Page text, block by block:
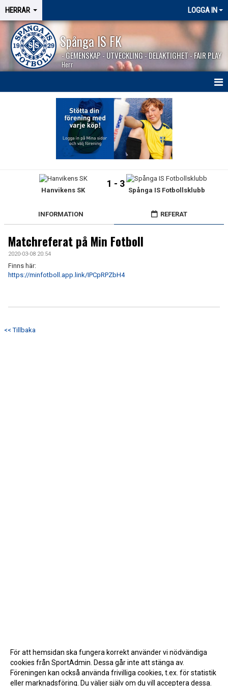
HERRAR LOGGA IN
Spånga IS FK
- GEMENSKAP - UTVECKLING - DELAKTIGHET - FAIR PLAY
Herr
BILDGALLERI
ARKIV 2024-23
DOKUMENT
KONTAKT
Hanvikens SK
1 - 3
Spånga IS Fotbollsklubb
INFORMATION REFERAT
Matchreferat på Min Fotboll
2020-03-08 20:54
Finns här:
https://minfotboll.app.link/IPCpRPZbH4
<< Tillbaka
För att hemsidan ska fungera korrekt använder vi nödvändiga
cookies från SportAdmin. Dessa går inte att stänga av.
Föreningen kan också använda frivilliga cookies, t.ex. för statistik
eller marknadsföring. Du väljer själv om du vill acceptera dessa.